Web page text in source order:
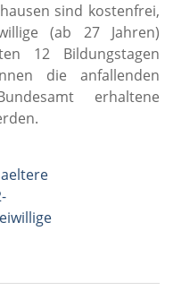
sind kostenfrei,
(ab 27 Jahren)
12 Bildungstagen
die anfallenden
erhaltene